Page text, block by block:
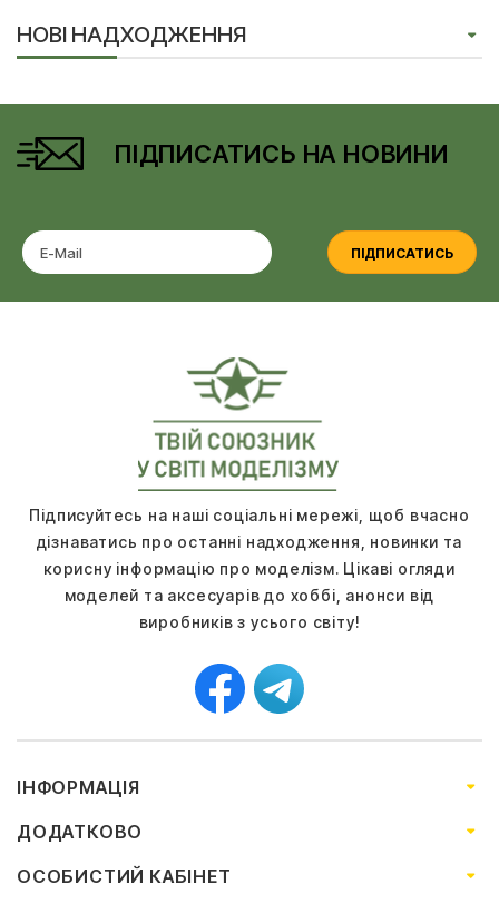
НОВІ НАДХОДЖЕННЯ
ПІДПИСАТИСЬ НА НОВИНИ
ПІДПИСАТИСЬ
Підписуйтесь на наші соціальні мережі, щоб вчасно
дізнаватись про останні надходження, новинки та
корисну інформацію про моделізм. Цікаві огляди
моделей та аксесуарів до хоббі, анонси від
виробників з усього світу!
ІНФОРМАЦІЯ
ДОДАТКОВО
ОСОБИСТИЙ КАБІНЕТ